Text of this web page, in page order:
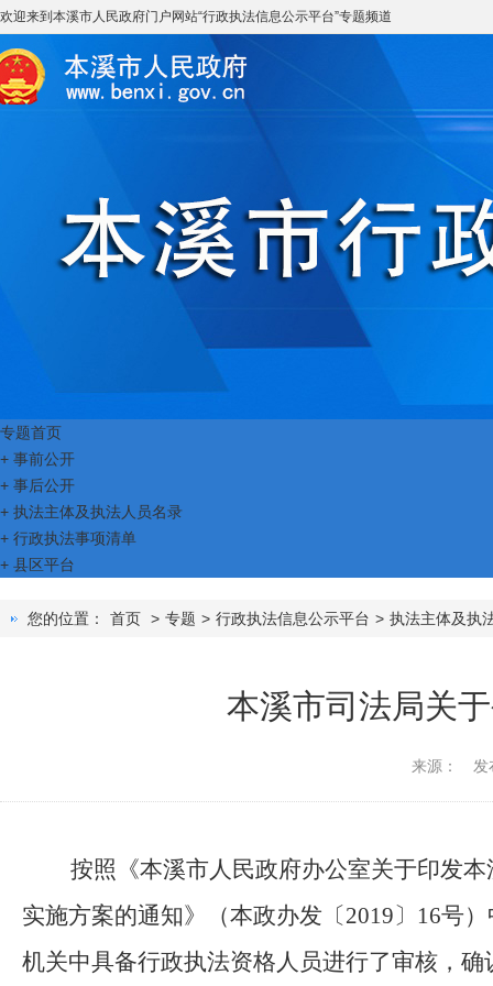
欢迎来到 本溪市人民政府门户网站“行政执法信息公示平台”专题频道
专题首页
+ 事前公开
+ 事后公开
+ 执法主体及执法人员名录
+ 行政执法事项清单
+ 县区平台
您的位置： 首页 > 专题 > 行政执法信息公示平台 > 执法主体及执
本溪市司法局关
来源： 发
按照《本溪市人民政府办公室关于印发
实施方案的通知》（本政办发〔2019〕16号
机关中具备行政执法资格人员进行了审核，